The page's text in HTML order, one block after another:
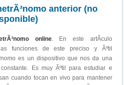
anterior (no
online. En este artÃ­culo
funciones de este preciso y Ãºtil
es un dispositivo que nos da una
Es muy Ãºtil para estudiar e
cuando tocan en vivo para mantener